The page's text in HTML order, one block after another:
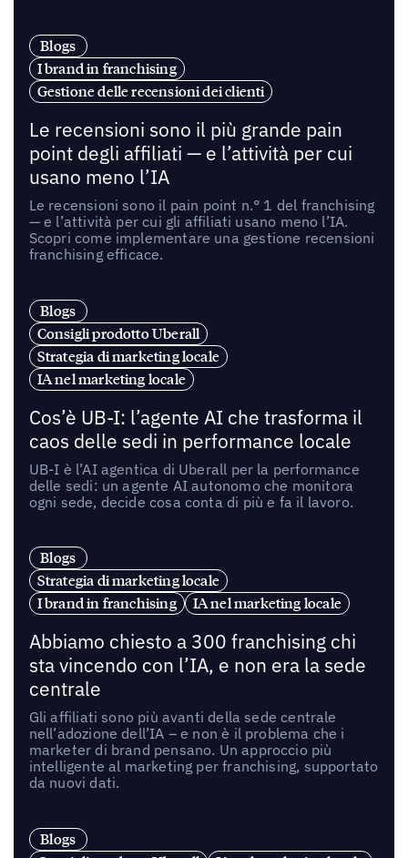
Blogs
I brand in franchising
Gestione delle recensioni dei clienti
Le recensioni sono il più grande pain
point degli affiliati — e l’attività per cui
usano meno l’IA
Le recensioni sono il pain point n.° 1 del franchising
— e l’attività per cui gli affiliati usano meno l’IA.
Scopri come implementare una gestione recensioni
franchising efficace.
Blogs
Consigli prodotto Uberall
Strategia di marketing locale
IA nel marketing locale
Cos’è UB-I: l’agente AI che trasforma il
caos delle sedi in performance locale
UB-I è l’AI agentica di Uberall per la performance
delle sedi: un agente AI autonomo che monitora
ogni sede, decide cosa conta di più e fa il lavoro.
Blogs
Strategia di marketing locale
I brand in franchising
IA nel marketing locale
Abbiamo chiesto a 300 franchising chi
sta vincendo con l’IA, e non era la sede
centrale
Gli affiliati sono più avanti della sede centrale
nell’adozione dell’IA – e non è il problema che i
marketer di brand pensano. Un approccio più
intelligente al marketing per franchising, supportato
da nuovi dati.
Blogs